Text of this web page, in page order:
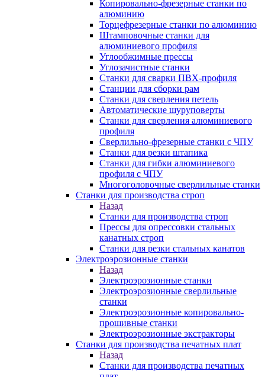
Копировально-фрезерные станки по
алюминию
Торцефрезерные станки по алюминию
Штамповочные станки для
алюминиевого профиля
Углообжимные прессы
Углозачистные станки
Станки для сварки ПВХ-профиля
Станции для сборки рам
Станки для сверления петель
Автоматические шуруповерты
Станки для сверления алюминиевого
профиля
Сверлильно-фрезерные станки с ЧПУ
Станки для резки штапика
Станки для гибки алюминиевого
профиля с ЧПУ
Многоголовочные сверлильные станки
Станки для производства строп
Назад
Станки для производства строп
Прессы для опрессовки стальных
канатных строп
Станки для резки стальных канатов
Электроэрозионные станки
Назад
Электроэрозионные станки
Электроэрозионные сверлильные
станки
Электроэрозионные копировально-
прошивные станки
Электроэрозионные экстракторы
Станки для производства печатных плат
Назад
Станки для производства печатных